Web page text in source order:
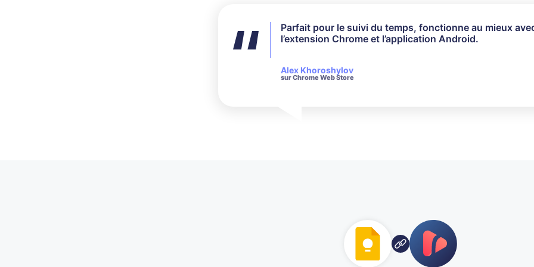
Parfait pour le suivi du temps, fonctionne au mieux
l’extension Chrome et l’application Android.
Alex Khoroshylov
sur Chrome Web Store
Je n’ai pas utilisé toutes les fonctionnalités disponibles,
cela a parfaitement répondu à mes besoins. Leur
Salvador Carranza